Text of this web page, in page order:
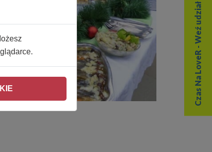
Czas Na LoveR - Weź udział